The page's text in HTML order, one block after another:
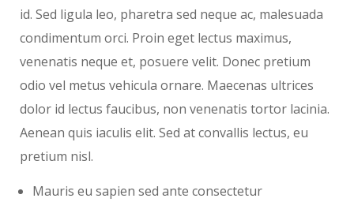
id. Sed ligula leo, pharetra sed neque ac, malesuada
condimentum orci. Proin eget lectus maximus,
venenatis neque et, posuere velit. Donec pretium
odio vel metus vehicula ornare. Maecenas ultrices
dolor id lectus faucibus, non venenatis tortor lacinia.
Aenean quis iaculis elit. Sed at convallis lectus, eu
pretium nisl.
Mauris eu sapien sed ante consectetur